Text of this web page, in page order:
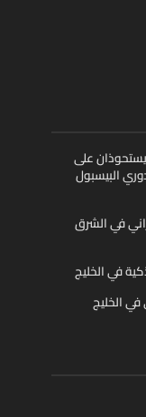
يستحوذان على
البيسبول
في الشرق
في الخليج